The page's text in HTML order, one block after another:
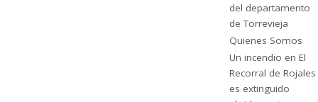
del departamento
de Torrevieja
Quienes Somos
Un incendio en El
Recorral de Rojales
es extinguido